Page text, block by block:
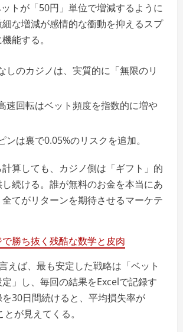
トが「50円」単位で増減するように
な増減が感情的な衝動を抑えるスプ
能する。
しのカジノは、実質的に「無限のリ
速回転はベット頻度を指数的に増や
ンは裏で0.05%のリスクを追加。
算しても、カジノ側は「ギフト」的
続ける。誰が無料のお金を本当にあ
てがリターンを期待させるマーケテ
勝ち抜く残酷な数学と皮肉
えば、最も安定した戦略は「ベット
」し、毎回の結果をExcelで記録す
30日間続けると、平均損失率が
が見えてくる。